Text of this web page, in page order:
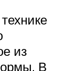
из
В